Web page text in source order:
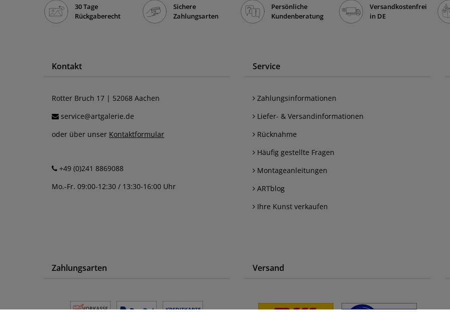
30 Tage
Rückgaberecht
Sichere
Zahlungsarten
Persönliche
Kundenberatung
Versandkostenfrei
in DE
Kontakt
Rotter Bruch 17 | 52068 Aachen
service@artgalerie.de
oder über unser Kontaktformular
+49 (0)241 8869088
Mo.-Fr. 09:00-12:30 / 13:30-16:00 Uhr
Service
Zahlungsinformationen
Liefer- & Versandinformationen
Rücknahme
Häufig gestellte Fragen
Montageanleitungen
ARTblog
Ihre Kunst verkaufen
Zahlungsarten Versand